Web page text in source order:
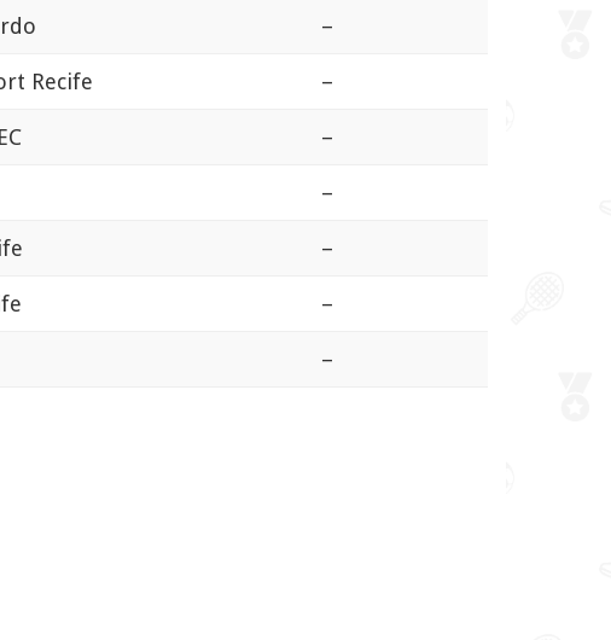
–
Recife –
–
–
–
–
–